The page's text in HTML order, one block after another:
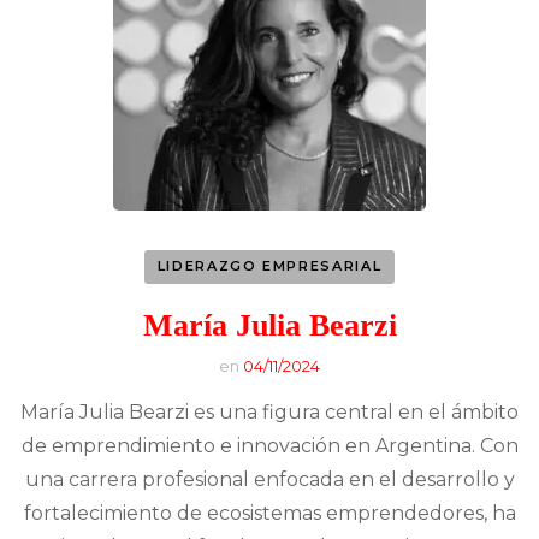
LIDERAZGO EMPRESARIAL
María Julia Bearzi
en 04/11/2024
María Julia Bearzi es una figura central en el ámbito
de emprendimiento e innovación en Argentina. Con
una carrera profesional enfocada en el desarrollo y
fortalecimiento de ecosistemas emprendedores, ha